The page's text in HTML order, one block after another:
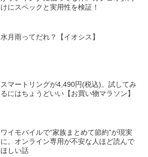
けにスペックと実用性を検証！
水月雨ってだれ？【イオシス】
スマートリングが4,490円(税込)。試してみ
るにはちょうどいい【お買い物マラソン】
ワイモバイルで“家族まとめて節約”が現実
に。オンライン専用が不安な人ほど読んで
ほしい話